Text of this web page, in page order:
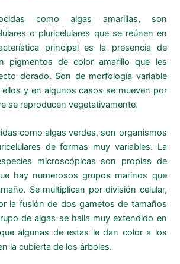
como algas amarillas, son
o pluricelulares que se reúnen en
principal es la presencia de
pigmentos de color amarillo que les
dorado. Son de morfología variable
y en algunos casos se mueven por
se reproducen vegetativamente.
como algas verdes, son organismos
de formas muy variables. La
microscópicas son propias de
hay numerosos grupos marinos que
Se multiplican por división celular,
la fusión de dos gametos de tamaños
de algas se halla muy extendido en
algunas de estas le dan color a los
la cubierta de los árboles.